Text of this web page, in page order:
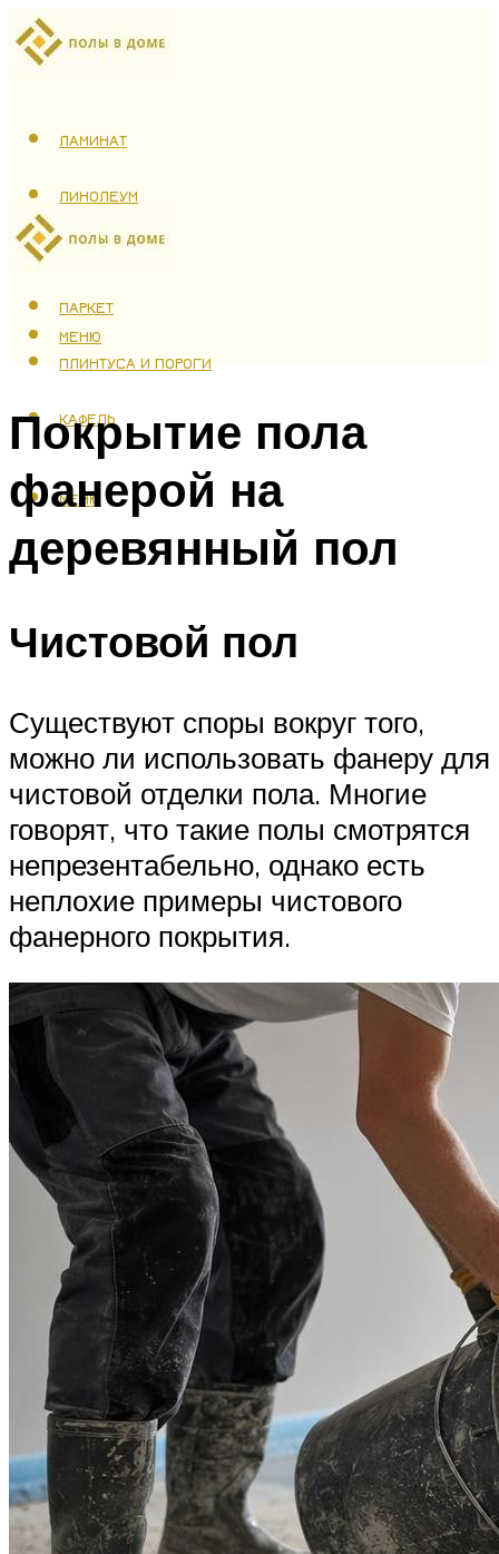
ЛАМИНАТ
ЛИНОЛЕУМ
ТЕПЛЫЙ ПОЛ
ПАРКЕТ
ПЛИНТУСА И ПОРОГИ
КАФЕЛЬ
МЕНЮ
МЕНЮ
Покрытие пола
фанерой на
деревянный пол
Чистовой пол
Существуют споры вокруг того,
можно ли использовать фанеру для
чистовой отделки пола. Многие
говорят, что такие полы смотрятся
непрезентабельно, однако есть
неплохие примеры чистового
фанерного покрытия.